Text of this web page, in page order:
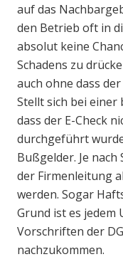
auf das
den Betrieb oft in
absolut keine
Schadens zu
auch ohne dass
Stellt sich bei
dass der E-Check
durchgeführt
Bußgelder. Je
der Firmenleitung
werden. Sogar
Grund ist es jedem
Vorschriften der
nachzukommen.